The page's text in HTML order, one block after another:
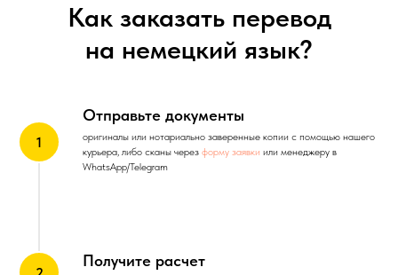
Как заказать перевод
на немецкий язык?
Отправьте документы
оригиналы или нотариально заверенные копии с помощью нашего
курьера, либо сканы через форму заявки или менеджеру в
WhatsApp/Telegram
Получите расчет